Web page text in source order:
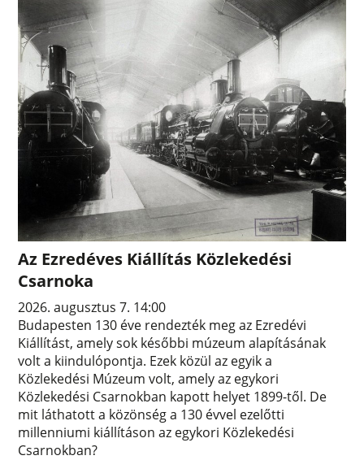
Az Ezredéves Kiállítás Közlekedési
Csarnoka
2026. augusztus 7. 14:00
Budapesten 130 éve rendezték meg az Ezredévi
Kiállítást, amely sok későbbi múzeum alapításának
volt a kiindulópontja. Ezek közül az egyik a
Közlekedési Múzeum volt, amely az egykori
Közlekedési Csarnokban kapott helyet 1899-től. De
mit láthatott a közönség a 130 évvel ezelőtti
millenniumi kiállításon az egykori Közlekedési
Csarnokban?